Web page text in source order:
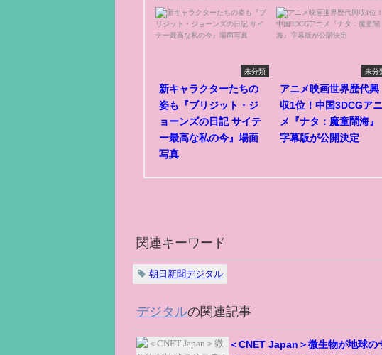
未分類
新キャラクターたちの
姿も『ブリジット・ジ
ョーンズの日記 サイテ
ー最高な私の今』場面
写真
未分
アニメ映画世界歴代興
収1位！中国3DCGアニ
メ『ナタ：魔童鬧海』
字幕版が公開決定
関連キーワード
朝日新聞デジタル
デジタルの関連記事
＜CNET Japan＞微生物が地球の